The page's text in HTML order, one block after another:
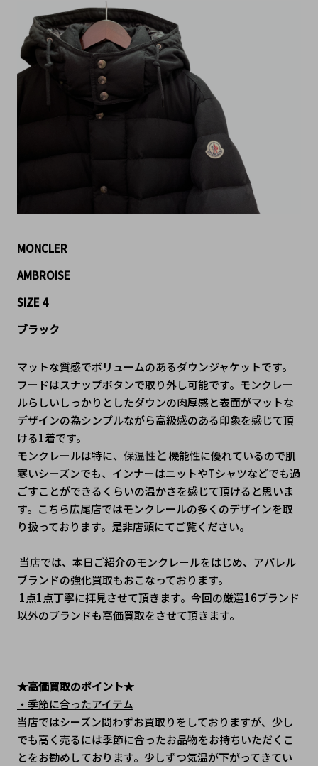
MONCLER
AMBROISE
SIZE 4
ブラック
マットな質感でボリュームのあるダウンジャケットです。
フードはスナップボタンで取り外し可能です。モンクレー
ルらしいしっかりとしたダウンの肉厚感と表面がマットな
デザインの為シンプルながら高級感のある印象を感じて頂
ける1着です。
モンクレールは特に、 保温性と機能性に優れているので肌
寒いシーズンでも、インナーはニットやTシャツなどでも過
ごすことができるくらいの温かさを感じて頂けると思いま
す。こちら広尾店ではモンクレールの多くのデザインを取
り扱っております。是非店頭にてご覧ください。
ブランドの強化買取もおこなっております。
以外のブランドも高価買取をさせて頂きます。
★高価買取のポイント★
・季節に合ったアイテム
当店ではシーズン問わずお買取りをしておりますが、少し
でも高く売るには季節に合ったお品物をお持ちいただくこ
とをお勧めしております。少しずつ気温が下がってきてい